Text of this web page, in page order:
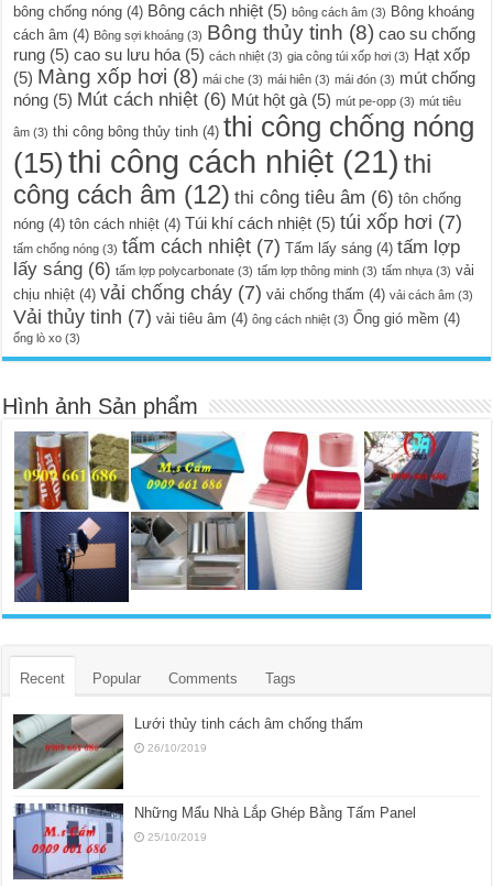
bông chống nóng (4) Bông cách nhiệt (5) bông cách âm (3) Bông khoáng
cách âm (4) Bông sợi khoáng (3) Bông thủy tinh (8) cao su chống
rung (5) cao su lưu hóa (5) cách nhiệt (3) gia công túi xốp hơi (3) Hạt xốp
(5) Màng xốp hơi (8) mái che (3) mái hiên (3) mái đón (3) mút chống
nóng (5) Mút cách nhiệt (6) Mút hột gà (5) mút pe-opp (3) mút tiêu
âm (3) thi công bông thủy tinh (4) thi công chống nóng
(15) thi công cách nhiệt (21) thi
công cách âm (12) thi công tiêu âm (6) tôn chống
nóng (4) tôn cách nhiệt (4) Túi khí cách nhiệt (5) túi xốp hơi (7)
tấm chống nóng (3) tấm cách nhiệt (7) Tấm lấy sáng (4) tấm lợp
lấy sáng (6) tấm lợp polycarbonate (3) tấm lợp thông minh (3) tấm nhựa (3) vải
chịu nhiệt (4) vải chống cháy (7) vải chống thấm (4) vải cách âm (3)
Vải thủy tinh (7) vải tiêu âm (4) ông cách nhiệt (3) Ống gió mềm (4)
ống lò xo (3)
Hình ảnh Sản phẩm
Recent Popular Comments Tags
Lưới thủy tinh cách âm chống thấm
26/10/2019
Những Mẩu Nhà Lắp Ghép Bằng Tấm Panel
25/10/2019